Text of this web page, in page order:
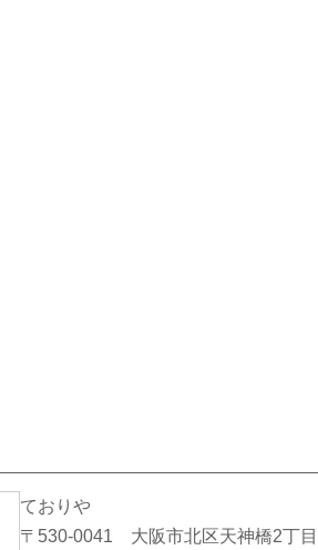
ておりや
〒530-0041 大阪市北区天神橋2丁